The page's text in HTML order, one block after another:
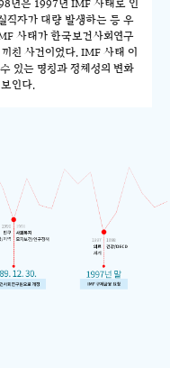
년은 1997년 IMF 사태로 인
직자가 대량 발생하는 등 우
사태가 한국보건사회연구
친 사건이었다. IMF 사태 이
있는 명칭과 정체성의 변화
인다.